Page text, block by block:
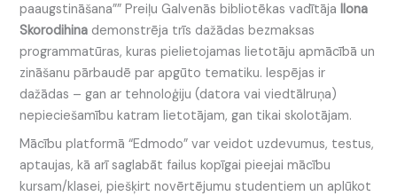
paaugstināšana”” Preiļu Galvenās bibliotēkas vadītājaIlona
Skorodihina demonstrēja trīs dažādas bezmaksas
programmatūras, kuras pielietojamas lietotāju apmācībā un
zināšanu pārbaudē par apgūto tematiku. Iespējas ir
dažādas – gan ar tehnoloģiju (datora vai viedtālruņa)
nepieciešamību katram lietotājam, gan tikai skolotājam.
Mācību platformā “Edmodo” var veidot uzdevumus, testus,
aptaujas, kā arī saglabāt failus kopīgai pieejai mācību
kursam/klasei, piešķirt novērtējumu studentiem un aplūkot